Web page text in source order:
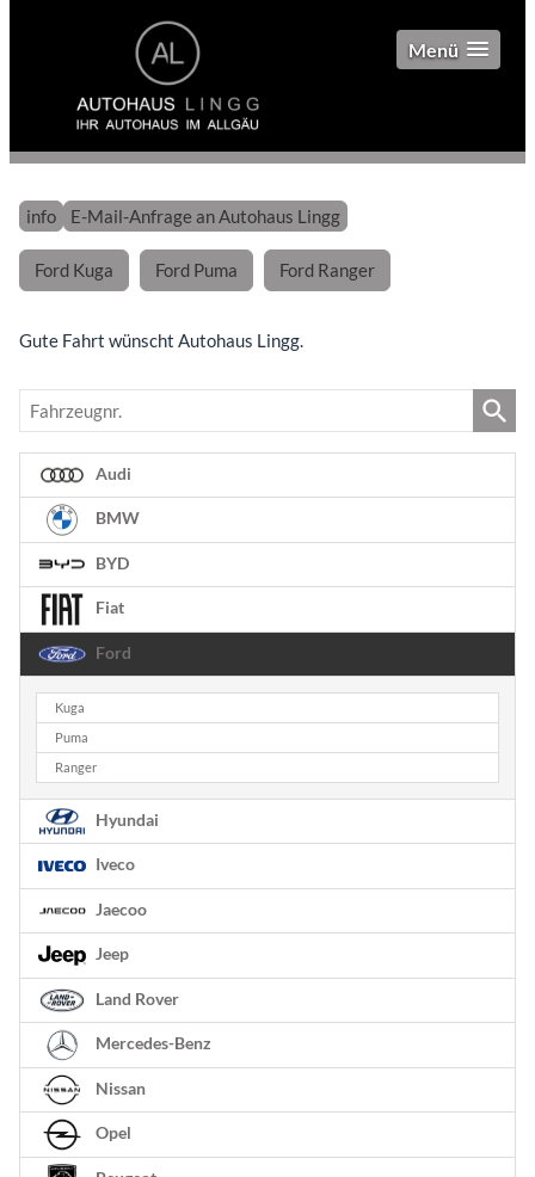
Menü
info E-Mail-Anfrage an Autohaus Lingg
Ford Kuga Ford Puma Ford Ranger
Gute Fahrt wünscht Autohaus Lingg.
Fahrzeugnr.
Audi
BMW
BYD
Fiat
Ford
Kuga
Puma
Ranger
Hyundai
Iveco
Jaecoo
Jeep
Land Rover
Mercedes-Benz
Nissan
Opel